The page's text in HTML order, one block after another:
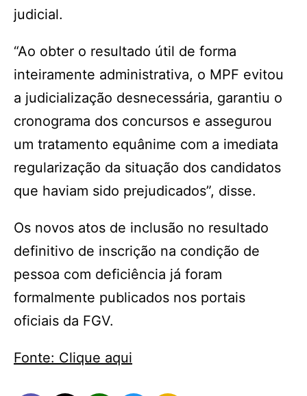
judicial.
“Ao obter o resultado útil de forma
inteiramente administrativa, o MPF evitou
a judicialização desnecessária, garantiu o
cronograma dos concursos e assegurou
um tratamento equânime com a imediata
regularização da situação dos candidatos
que haviam sido prejudicados”, disse.
Os novos atos de inclusão no resultado
definitivo de inscrição na condição de
pessoa com deficiência já foram
formalmente publicados nos portais
oficiais da FGV.
Fonte: Clique aqui